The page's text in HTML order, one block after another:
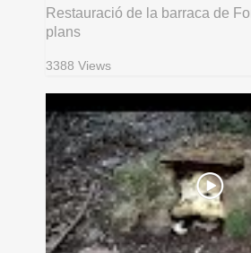
Restauració de la barraca de
plans
3388 Views